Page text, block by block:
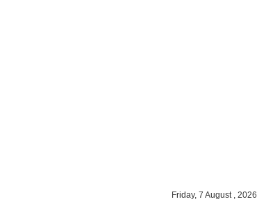
Friday, 7 August , 2026